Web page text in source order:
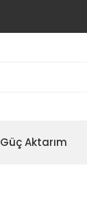
Güç Aktarım